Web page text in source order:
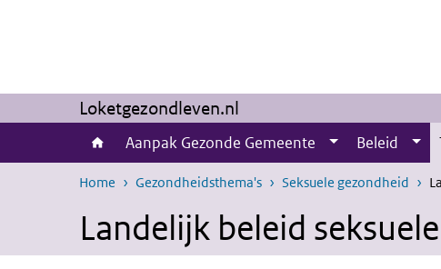
Loketgezondleven.nl
Aanpak Gezonde Gemeente Beleid
Home Gezondheidsthema's Seksuele gezondheid
Landelijk beleid